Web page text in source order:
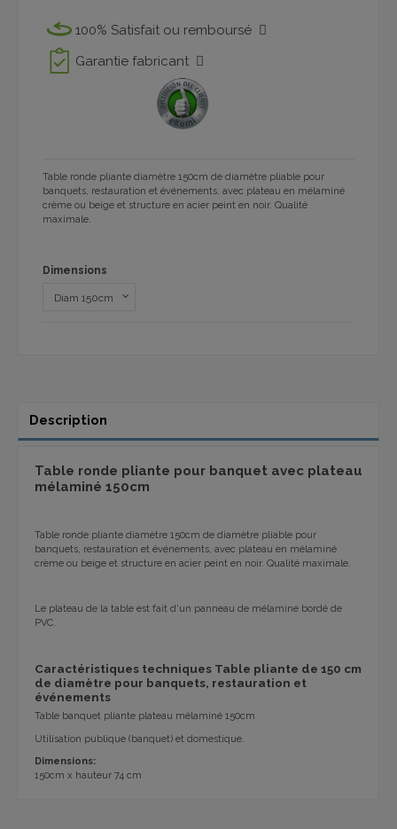
100% Satisfait ou remboursé
Garantie fabricant
Table ronde pliante diamètre 150cm de diamètre pliable pour
banquets, restauration et événements, avec plateau en mélaminé
crème ou beige et structure en acier peint en noir. Qualité
maximale.
Dimensions
Description
Table ronde pliante pour banquet avec plateau
mélaminé 150cm
Table ronde pliante diamètre 150cm de diamètre pliable pour
banquets, restauration et événements, avec plateau en mélaminé
crème ou beige et structure en acier peint en noir. Qualité maximale.
Le plateau de la table est fait d'un panneau de mélamine bordé de
PVC.
Caractéristiques techniques Table pliante de 150 cm
de diamètre pour banquets, restauration et
événements
Table banquet pliante plateau mélaminé 150cm
Utilisation publique (banquet) et domestique.
Dimensions:
150cm x hauteur 74 cm